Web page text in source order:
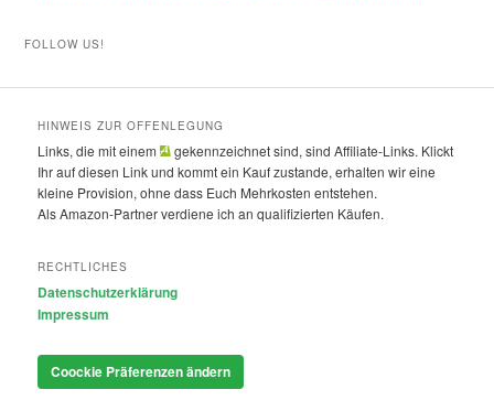
FOLLOW US!
HINWEIS ZUR OFFENLEGUNG
Links, die mit einem
gekennzeichnet sind, sind Affiliate-Links. Klickt
Ihr auf diesen Link und kommt ein Kauf zustande, erhalten wir eine
kleine Provision, ohne dass Euch Mehrkosten entstehen.
Als Amazon-Partner verdiene ich an qualifizierten Käufen.
RECHTLICHES
Datenschutzerklärung
Impressum
Coockie Präferenzen ändern